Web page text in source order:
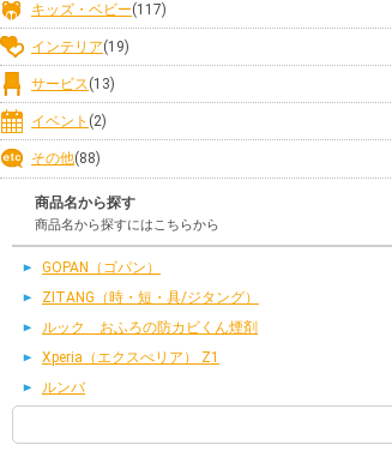
キッズ・ベビー(117)
インテリア(19)
サービス(13)
イベント (2)
その他(88)
商品名から探す
商品名から探すにはこちらから
GOPAN（ゴパン）
ZITANG（時・短・具/ジタング）
ルック おふろの防カビくん煙剤
Xperia（エクスぺリア） Z1
ルンバ